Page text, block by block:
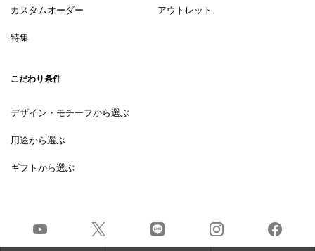
カスタムオーダー アウトレット
特集
こだわり条件
デザイン・モチーフから選ぶ
用途から選ぶ
ギフトから選ぶ